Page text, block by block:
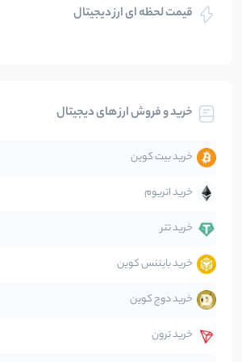
بلاکچین
تحلیل
جهان
دیفای
صرافی‌ها
قانون‌گذاری
قیمت لحظه ای ارز دیجیتال
خرید و فروش ارز های دیجیتال
خرید بیت کوین
خرید اتریوم
خرید تتر
خرید بایننس کوین
خرید دوج کوین
خرید ترون